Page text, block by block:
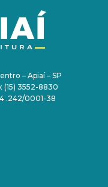
– Apiaí – SP
(15) 3552-8830
.242/0001-38